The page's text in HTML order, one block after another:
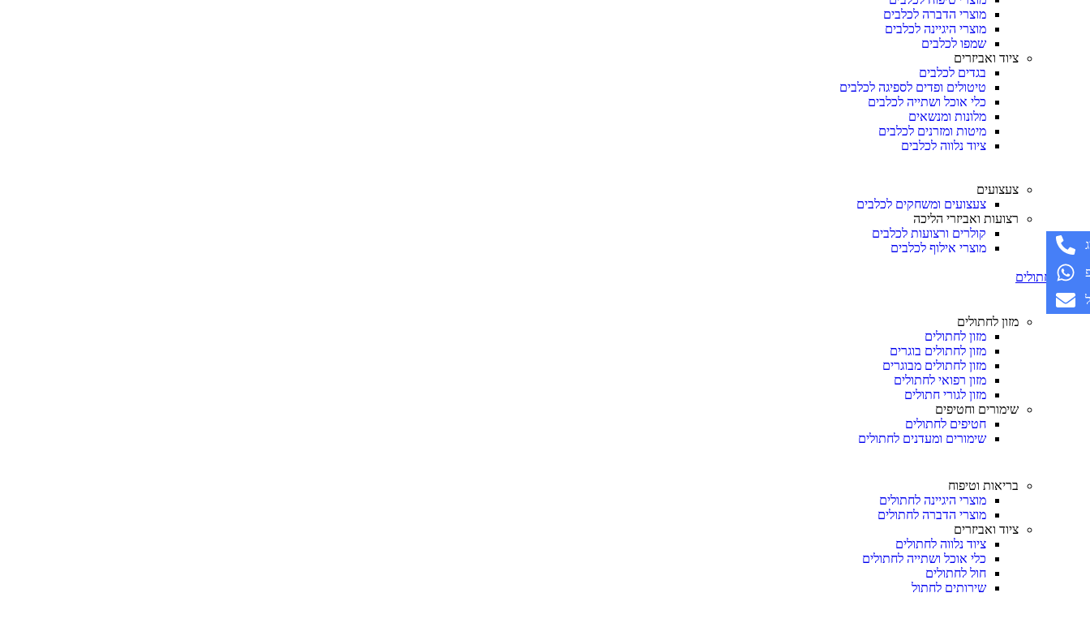
מוצרי הדברה לכלבים
מוצרי היגיינה לכלבים
שמפו לכלבים
ציוד ואביזרים
בגדים לכלבים
טיטולים ופדים לספיגה לכלבים
כלי אוכל ושתייה לכלבים
מלונות ומנשאים
מיטות ומזרנים לכלבים
ציוד נלווה לכלבים
צעצועים
צעצועים ומשחקים לכלבים
רצועות ואביזרי הליכה
קולרים ורצועות לכלבים
מוצרי אילוף לכלבים
חתולים
מזון לחתולים
מזון לחתולים
מזון לחתולים בוגרים
מזון לחתולים מבוגרים
מזון רפואי לחתולים
מזון לגורי חתולים
שימורים וחטיפים
חטיפים לחתולים
שימורים ומעדנים לחתולים
בריאות וטיפוח
מוצרי היגיינה לחתולים
מוצרי הדברה לחתולים
ציוד ואביזרים
ציוד נלווה לחתולים
כלי אוכל ושתייה לחתולים
חול לחתולים
שירותים לחתול